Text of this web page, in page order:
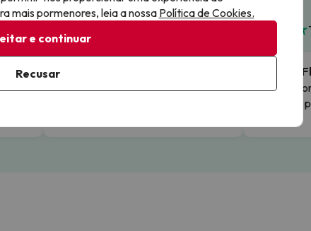
Viaje com total tranquilidade
Reserve com total confiança,
Ofertas
Ofertas
vai querer
mais pormenores, leia a nossa Política de Cookies.
e continuar
Recusar